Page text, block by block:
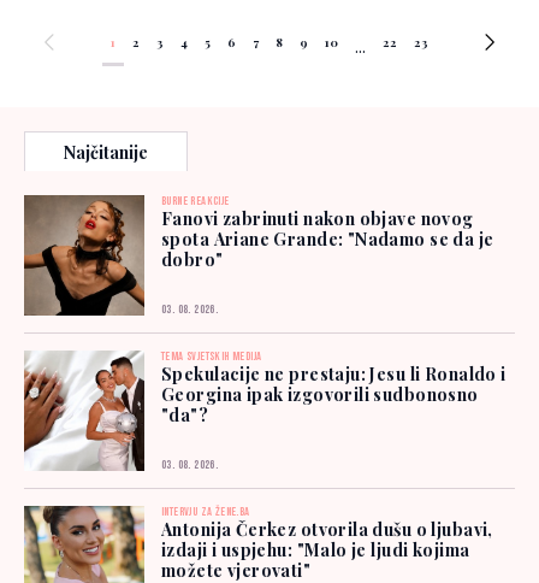
1 2 3 4 5 6 7 8 9 10 ... 22 23
Najčitanije
BURNE REAKCIJE
Fanovi zabrinuti nakon objave novog
spota Ariane Grande: "Nadamo se da je
dobro"
03. 08. 2026.
TEMA SVJETSKIH MEDIJA
Spekulacije ne prestaju: Jesu li Ronaldo i
Georgina ipak izgovorili sudbonosno
"da"?
03. 08. 2026.
INTERVJU ZA ŽENE.BA
Antonija Čerkez otvorila dušu o ljubavi,
izdaji i uspjehu: "Malo je ljudi kojima
možete vjerovati"